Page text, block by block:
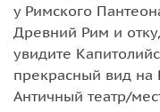
у Римского
Древний Рим и
увидите
прекрасный вид
Античный театр/